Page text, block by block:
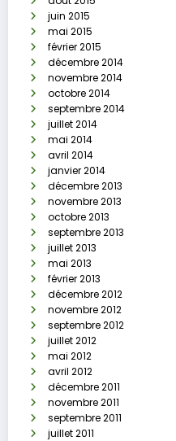
juin 2015
mai 2015
février 2015
décembre 2014
novembre 2014
octobre 2014
septembre 2014
juillet 2014
mai 2014
avril 2014
janvier 2014
décembre 2013
novembre 2013
octobre 2013
septembre 2013
juillet 2013
mai 2013
février 2013
décembre 2012
novembre 2012
septembre 2012
juillet 2012
mai 2012
avril 2012
décembre 2011
novembre 2011
septembre 2011
juillet 2011